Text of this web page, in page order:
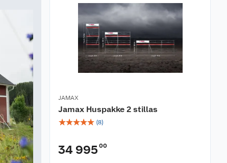
JAMAX
Jamax Huspakke 2 stillas
☆☆☆☆☆ (8)
34 995 00